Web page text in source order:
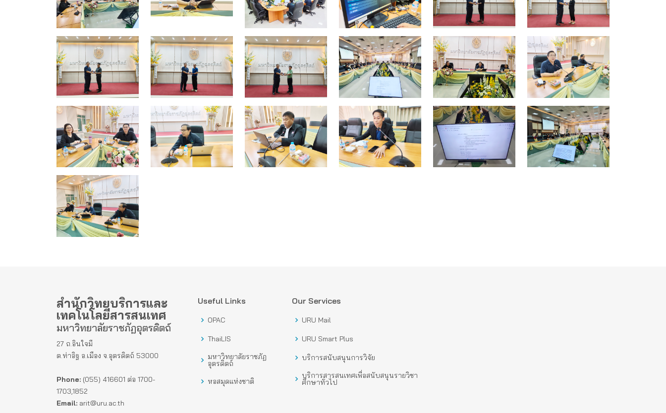
สำนักวิทยบริการและ
เทคโนโลยีสารสนเทศ
มหาวิทยาลัยราชภัฏอุตรดิตถ์
27 ถ.อินใจมี
ต.ท่าอิฐ อ.เมือง จ.อุตรดิตถ์ 53000
Phone: (055) 416601 ต่อ 1700-
1703,1852
Email: arit@uru.ac.th
Useful Links
OPAC
ThaiLIS
มหาวิทยาลัยราชภัฏ
อุตรดิตถ์
หอสมุดแห่งชาติ
Our Services
URU Mail
URU Smart Plus
บริการสนับสนุนการวิจัย
บริการสารสนเทศเพื่อสนับสนุนรายวิชา
ศึกษาทั่วไป